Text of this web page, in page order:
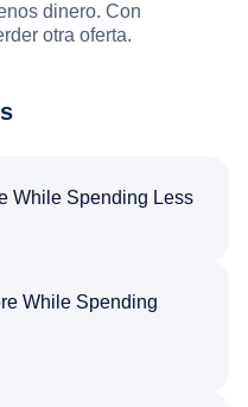
dinero. Con
otra oferta.
While Spending Less
While Spending